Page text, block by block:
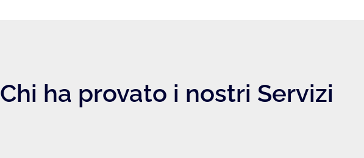
Chi ha provato i nostri Servizi